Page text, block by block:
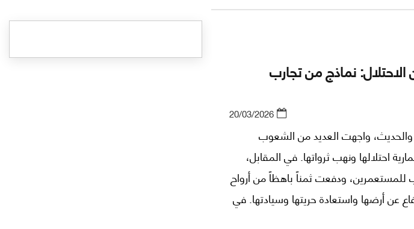
مجاورة، أولها فلسطين. وجدير بالإضافة
فريق للجوالة في غزة، حاولنا التلصص
فوقعنا في الأسر الإسرائيلي في
أما ثاني الدول التي زرتها في هذه
المملكة الليبية.
الاحتلال: نماذج من تجارب
20/03/2026
والحديث، واجهت العديد من الشعوب
احتلالها ونهب ثرواتها. في المقابل،
ودفعت ثمناً باهظاً من أرواح
عن أرضها واستعادة حريتها وسيادتها. في